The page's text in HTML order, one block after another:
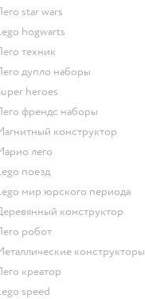
Лего star wars
Lego hogwarts
Лего техник
Лего дупло наборы
Super heroes
Лего френдс наборы
Магнитный конструктор
Марио лего
Lego поезд
Lego мир юрского периода
Деревянный конструктор
Лего робот
Металлические конструкторы
Лего креатор
Lego speed